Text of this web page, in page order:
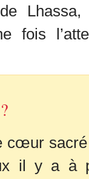
fois
cœur
il y a à